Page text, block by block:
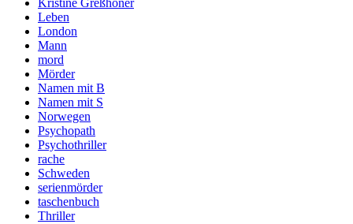
Kristine Greßhöner
Leben
London
Mann
mord
Mörder
Namen mit B
Namen mit S
Norwegen
Psychopath
Psychothriller
rache
Schweden
serienmörder
taschenbuch
Thriller